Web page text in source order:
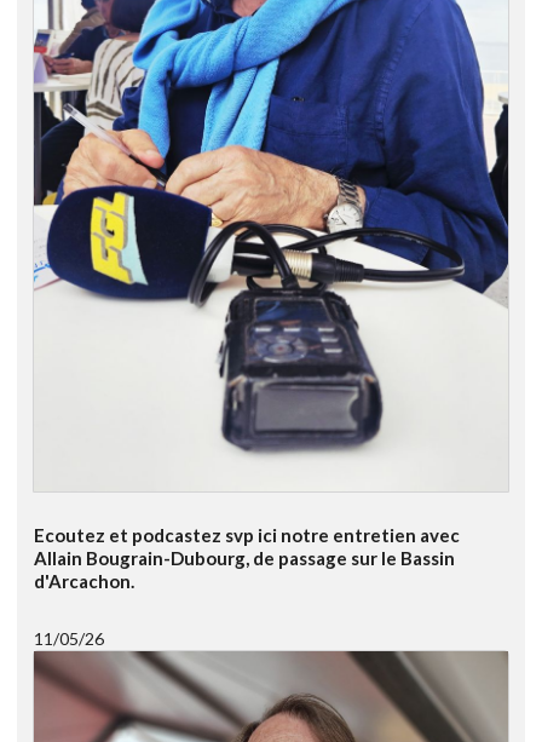
Ecoutez et podcastez svp ici notre entretien avec
Allain Bougrain-Dubourg, de passage sur le Bassin
d'Arcachon.
11/05/26